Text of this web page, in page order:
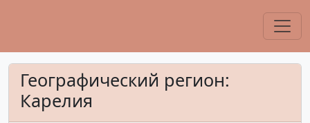
Географический регион:
Карелия